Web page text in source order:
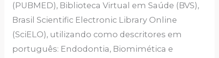
(PUBMED), Biblioteca Virtual em Saúde (BVS),
Brasil Scientific Electronic Library Online
(SciELO), utilizando como descritores em
português: Endodontia, Biomimética e